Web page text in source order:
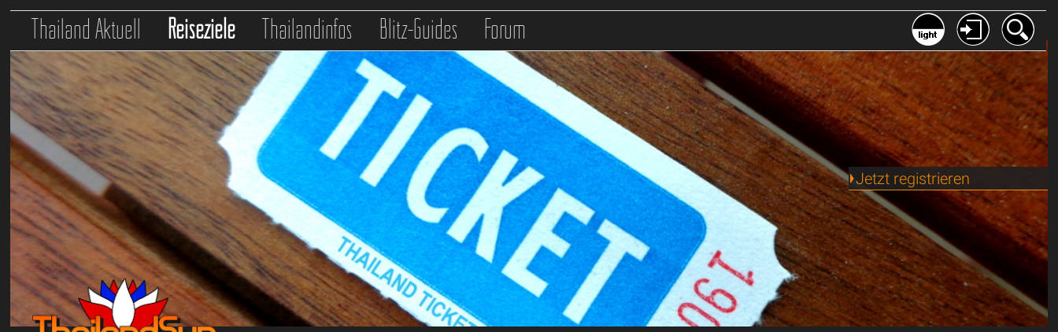
Thailand Aktuell Reiseziele Thailandinfos Blitz-Guides Forum
Jetzt registrieren